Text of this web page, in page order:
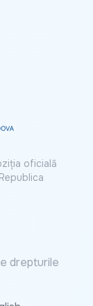
oficială
drepturile